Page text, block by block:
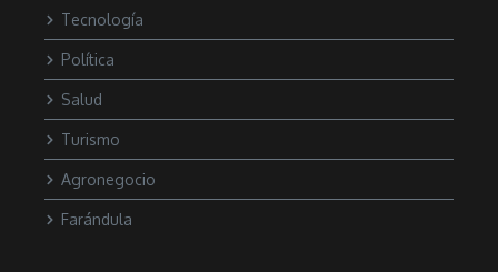
Tecnología
Política
Salud
Turismo
Agronegocio
Farándula